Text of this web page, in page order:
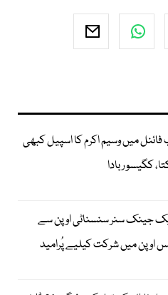
فائنل میں وسیم اکرم کا اسپیل کبھی
کگیسو ربادا
جینک سنر سنسناٹی اوپن سے
اوپن میں شرکت کیلیے پُرامید